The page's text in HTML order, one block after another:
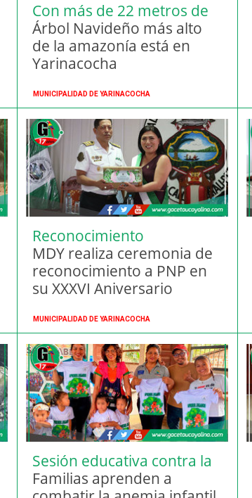
Con más de 22 metros de
altura
Árbol Navideño más alto
de la amazonía está en
Yarinacocha
MUNICIPALIDAD DE YARINACOCHA
Reconocimiento
MDY realiza ceremonia de
reconocimiento a PNP en
su XXXVI Aniversario
MUNICIPALIDAD DE YARINACOCHA
Sesión educativa contra la
anemia
Familias aprenden a